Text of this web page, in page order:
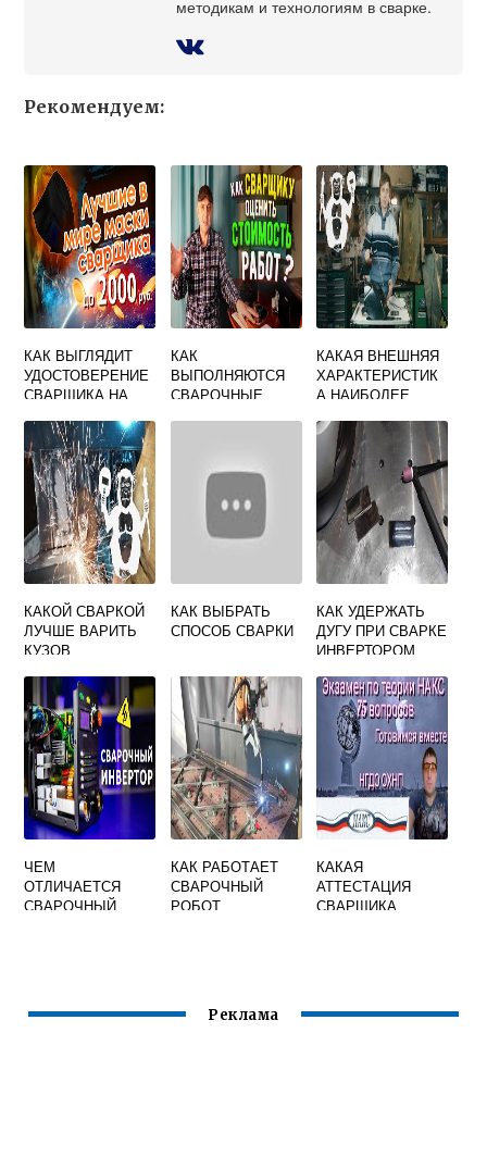
методикам и технологиям в сварке.
Рекомендуем:
КАК ВЫГЛЯДИТ
УДОСТОВЕРЕНИЕ
СВАРЩИКА НА
КАК
ВЫПОЛНЯЮТСЯ
СВАРОЧНЫЕ
КАКАЯ ВНЕШНЯЯ
ХАРАКТЕРИСТИК
А НАИБОЛЕЕ
РУЧНОЙ ДУГОВОЙ
СВАРКИ
КАКОЙ СВАРКОЙ
ЛУЧШЕ ВАРИТЬ
КУЗОВ
КАК ВЫБРАТЬ
СПОСОБ СВАРКИ
КАК УДЕРЖАТЬ
ДУГУ ПРИ СВАРКЕ
ИНВЕРТОРОМ
ЧЕМ
ОТЛИЧАЕТСЯ
СВАРОЧНЫЙ
КАК РАБОТАЕТ
СВАРОЧНЫЙ
РОБОТ
КАКАЯ
АТТЕСТАЦИЯ
СВАРЩИКА
Реклама